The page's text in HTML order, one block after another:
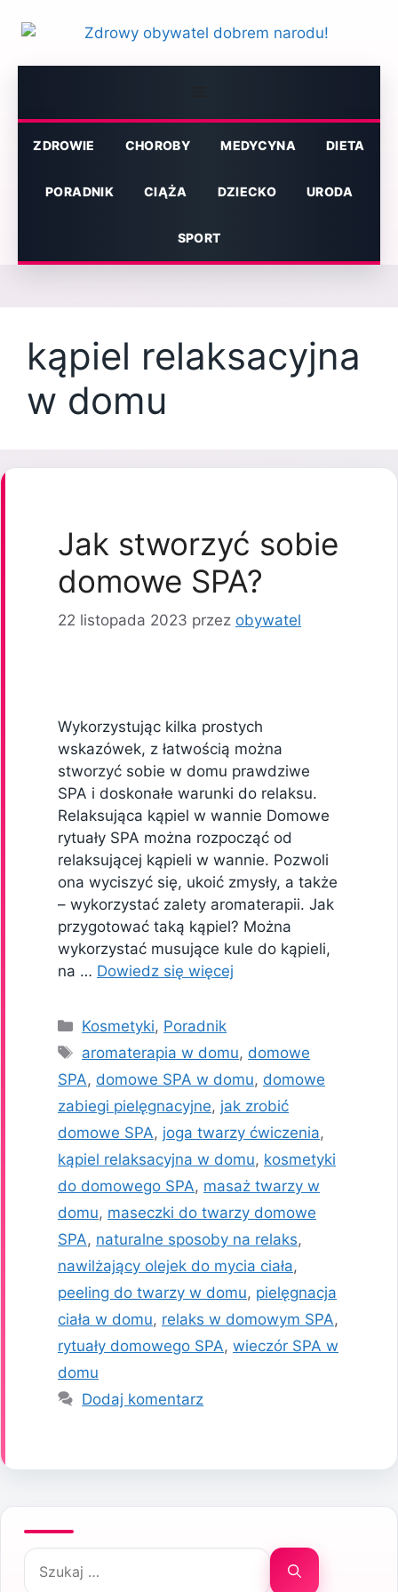
ZDROWIE CHOROBY MEDYCYNA DIETA
PORADNIK CIĄŻA DZIECKO URODA
SPORT
kąpiel relaksacyjna
w domu
Jak stworzyć sobie
domowe SPA?
22 listopada 2023 przez obywatel
Wykorzystując kilka prostych
wskazówek, z łatwością można
stworzyć sobie w domu prawdziwe
SPA i doskonałe warunki do relaksu.
Relaksująca kąpiel w wannie Domowe
rytuały SPA można rozpocząć od
relaksującej kąpieli w wannie. Pozwoli
ona wyciszyć się, ukoić zmysły, a także
– wykorzystać zalety aromaterapii. Jak
przygotować taką kąpiel? Można
wykorzystać musujące kule do kąpieli,
na … Dowiedz się więcej
Kategorie
Kosmetyki, Poradnik
Tagi
aromaterapia w domu, domowe
SPA, domowe SPA w domu, domowe
zabiegi pielęgnacyjne, jak zrobić
domowe SPA, joga twarzy ćwiczenia,
kąpiel relaksacyjna w domu, kosmetyki
do domowego SPA, masaż twarzy w
domu, maseczki do twarzy domowe
SPA, naturalne sposoby na relaks,
nawilżający olejek do mycia ciała,
peeling do twarzy w domu, pielęgnacja
ciała w domu, relaks w domowym SPA,
rytuały domowego SPA, wieczór SPA w
domu
Dodaj komentarz
Szukaj: